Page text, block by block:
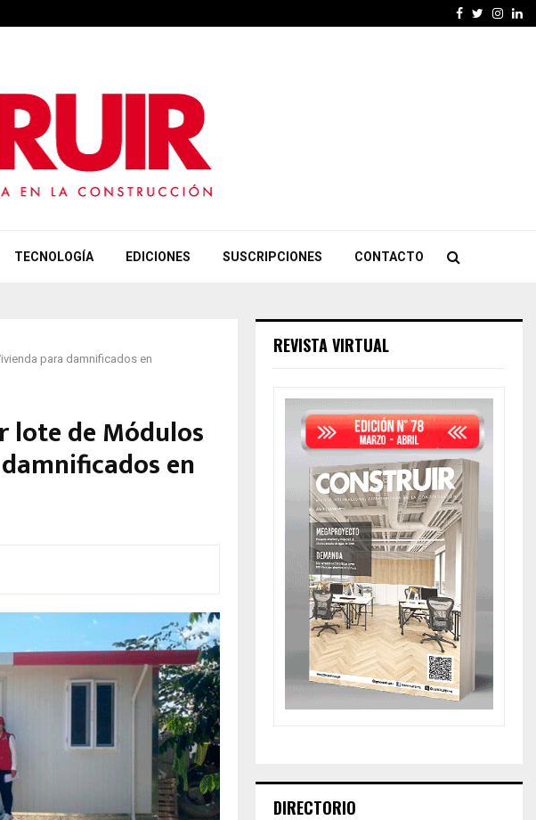
Facebook
Twitter
TECNOLOGÍA EDICIONES SUSCRIPCIONES CONTACTO
para damnificados en
lote de Módulos
en
REVISTA VIRTUAL
DIRECTORIO